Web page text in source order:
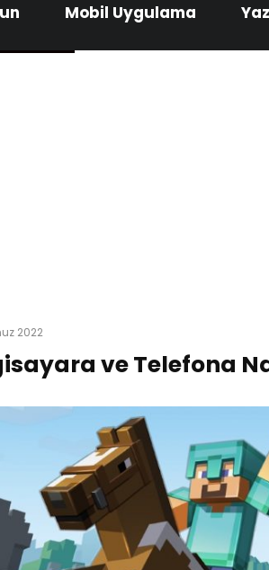
Mobil Uygulama
2022
ve Telefona